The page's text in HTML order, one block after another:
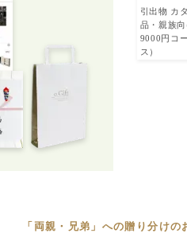
引出物 カ
品・親族
9000円コ
ス）
「両親・兄弟」への贈り分けの